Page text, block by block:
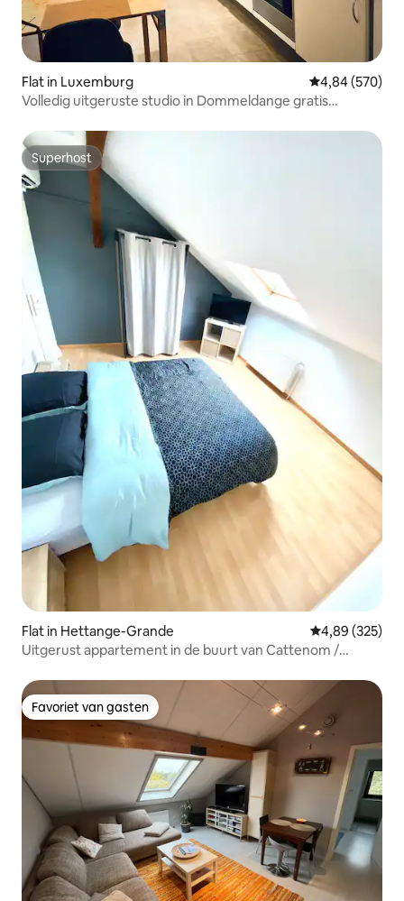
Flat in Luxemburg Gemiddelde
4,84 (570)
Volledig uitgeruste studio in Dommeldange gratis
Superhost
Superhost
Flat in Hettange-Grande Gemiddelde
4,89 (325)
Uitgerust appartement in de buurt van Cattenom /
Favoriet van gasten
Favoriet van gasten